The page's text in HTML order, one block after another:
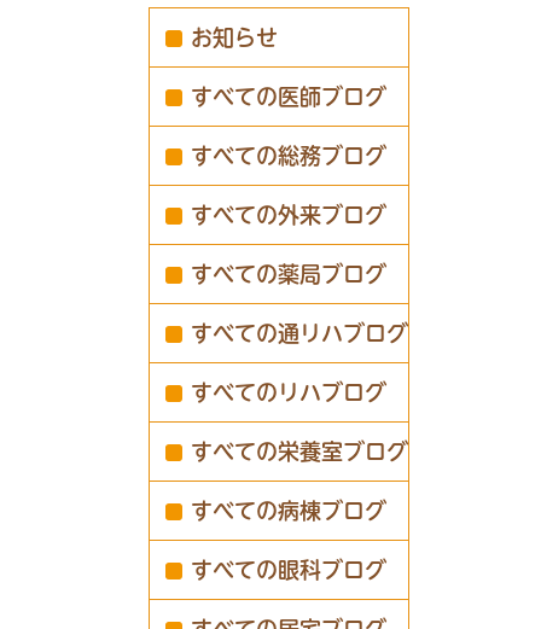
お知らせ
すべての医師ブログ
すべての総務ブログ
すべての外来ブログ
すべての薬局ブログ
すべての通リハブログ
すべてのリハブログ
すべての栄養室ブログ
すべての病棟ブログ
すべての眼科ブログ